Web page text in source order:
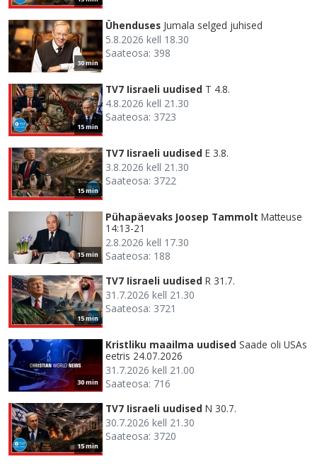
30 min
Ühenduses Jumala selged juhised
5.8.2026 kell 18.30
Saateosa: 398
15 min
TV7 Iisraeli uudised T 4.8.
4.8.2026 kell 21.30
Saateosa: 3723
15 min
TV7 Iisraeli uudised E 3.8.
3.8.2026 kell 21.30
Saateosa: 3722
15 min
Pühapäevaks Joosep Tammolt Matteuse
14:13-21
2.8.2026 kell 17.30
Saateosa: 188
15 min
TV7 Iisraeli uudised R 31.7.
31.7.2026 kell 21.30
Saateosa: 3721
30 min
Kristliku maailma uudised Saade oli USAs
eetris 24.07.2026
31.7.2026 kell 21.00
Saateosa: 716
15 min
TV7 Iisraeli uudised N 30.7.
30.7.2026 kell 21.30
Saateosa: 3720